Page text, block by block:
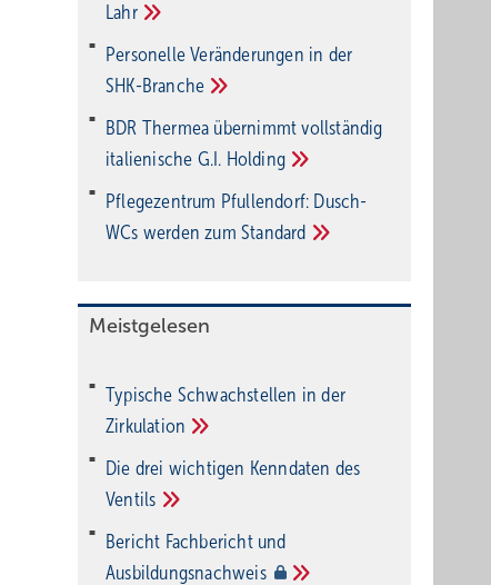
Lahr
Personelle Veränderungen in der
SHK-Branche
BDR Thermea übernimmt vollständig
italienische G.I. Holding
Pflegezentrum Pful­len­dorf: Dusch-
WCs wer­den zum Stan­dard
Meistgelesen
Typische Schwachstellen in der
Zirkulation
Die drei wichtigen Kenndaten des
Ventils
Bericht Fachbericht und
Ausbildungsnachweis